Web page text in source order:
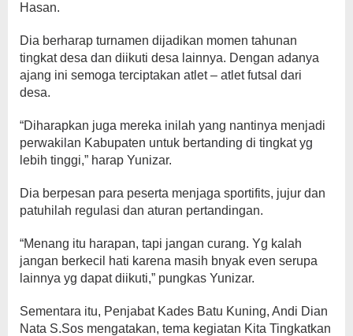
Hasan.
Dia berharap turnamen dijadikan momen tahunan
tingkat desa dan diikuti desa lainnya. Dengan adanya
ajang ini semoga terciptakan atlet – atlet futsal dari
desa.
“Diharapkan juga mereka inilah yang nantinya menjadi
perwakilan Kabupaten untuk bertanding di tingkat yg
lebih tinggi,” harap Yunizar.
Dia berpesan para peserta menjaga sportifits, jujur dan
patuhilah regulasi dan aturan pertandingan.
“Menang itu harapan, tapi jangan curang. Yg kalah
jangan berkecil hati karena masih bnyak even serupa
lainnya yg dapat diikuti,” pungkas Yunizar.
Sementara itu, Penjabat Kades Batu Kuning, Andi Dian
Nata S.Sos mengatakan, tema kegiatan Kita Tingkatkan